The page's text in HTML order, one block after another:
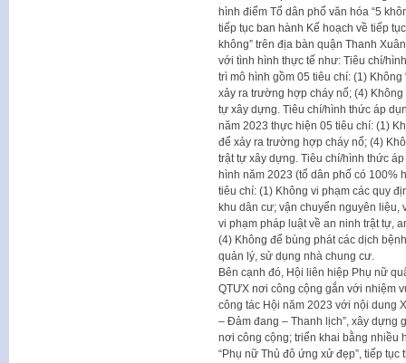
hình điểm Tổ dân phố văn hóa “5
tiếp tục ban hành Kế hoạch về tiếp
không” trên địa bàn quận Thanh
với tình hình thực tế như: Tiêu chí/
trì mô hình gồm 05 tiêu chí: (1)
xảy ra trường hợp cháy nổ; (4)
tự xây dựng. Tiêu chí/hình thức áp
năm 2023 thực hiện 05 tiêu chí: (1)
để xảy ra trường hợp cháy nổ; (4)
trật tự xây dựng. Tiêu chí/hình thức
hình năm 2023 (tổ dân phố có 100%
tiêu chí: (1) Không vi phạm các quy
khu dân cư; vận chuyển nguyên
vi phạm pháp luật về an ninh trật tự,
(4) Không để bùng phát các dịch
quản lý, sử dụng nhà chung cư.
Bên cạnh đó, Hội liên hiệp Phụ nữ
QTƯX nơi công cộng gắn với nhiệm
công tác Hội năm 2023 với nội dung
– Đảm đang – Thanh lịch”, xây dựng
nơi công cộng; triển khai bằng nhiều
“Phụ nữ Thủ đô ứng xử đẹp”, tiếp